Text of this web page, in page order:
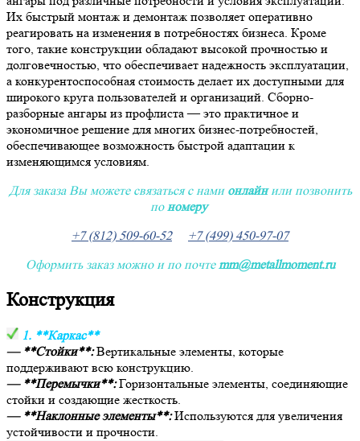
Их быстрый монтаж и демонтаж позволяет оперативно
реагировать на изменения в потребностях бизнеса. Кроме
того, такие конструкции обладают высокой прочностью и
долговечностью, что обеспечивает надежность эксплуатации,
а конкурентоспособная стоимость делает их доступными для
широкого круга пользователей и организаций. Сборно-
разборные ангары из профлиста — это практичное и
экономичное решение для многих бизнес-потребностей,
обеспечивающее возможность быстрой адаптации к
изменяющимся условиям.
Для заказа Вы можете связаться с нами онлайнили позвонить
пономеру
+7 (812) 509-60-52
+7 (499) 450-97-07
Оформить заказ можно и по почтеmm@metallmoment.ru
Конструкция
1. **Каркас**
— **Стойки**: Вертикальные элементы, которые
поддерживают всю конструкцию.
— **Перемычки**: Горизонтальные элементы, соединяющие
стойки и создающие жесткость.
— **Наклонные элементы**: Используются для увеличения
устойчивости и прочности.